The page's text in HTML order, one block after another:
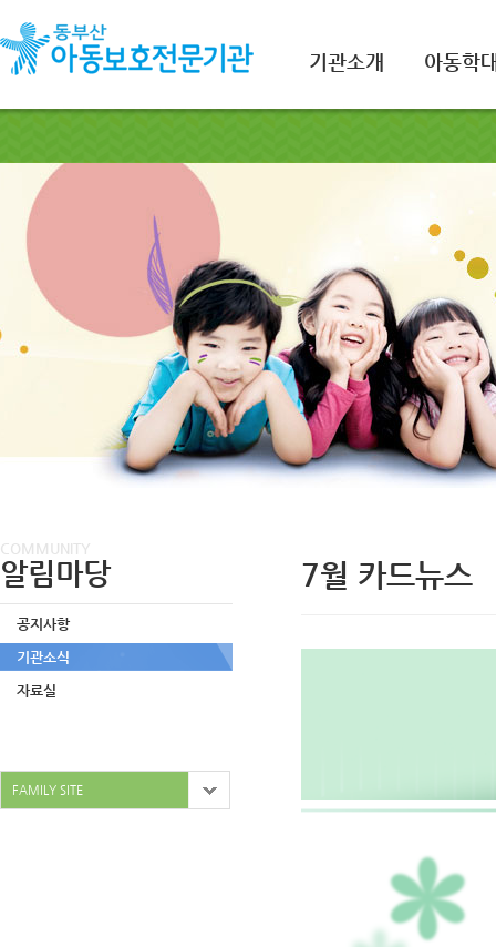
기관소개 아동학
COMMUNITY
알림마당
공지사항
기관소식
자료실
FAMILY SITE
7월 카드뉴스